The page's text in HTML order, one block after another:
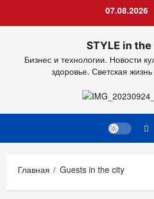
содержимому
07.08.2026
STYLE in the
Бизнес и технологии. Новости
здоровье. Светская
Главная Guests in the city